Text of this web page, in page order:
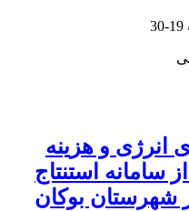
19-30
انرژی و هزینه
سامانه استنتاج
شهرستان بوکان